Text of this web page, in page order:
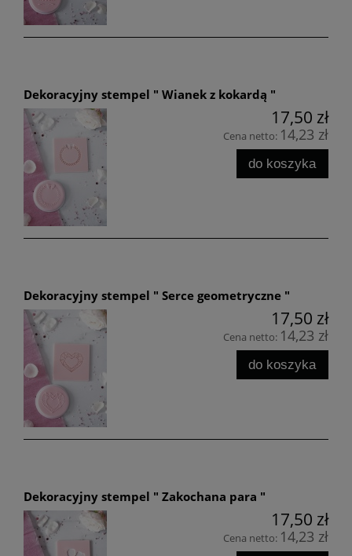
Dekoracyjny stempel " Wianek z kokardą "
17,50 zł
Cena netto: 14,23 zł
do koszyka
Dekoracyjny stempel " Serce geometryczne "
17,50 zł
Cena netto: 14,23 zł
do koszyka
Dekoracyjny stempel " Zakochana para "
17,50 zł
Cena netto: 14,23 zł